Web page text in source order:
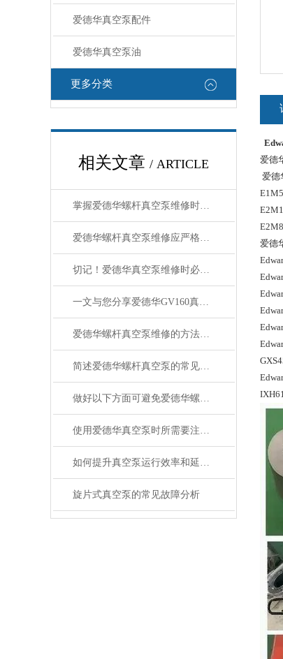
爱德华真空泵配件
爱德华真空泵油
更多分类
相关文章 / ARTICLE
掌握爱德华螺杆真空泵维修时常见问题相应解决方法尤为重要
爱德华螺杆真空泵维修应严格遵守的规范介绍
切记！爱德华真空泵维修时必须遵循专业规范
一文与您分享爱德华GV160真空泵的常见问题相应解决方法
爱德华螺杆真空泵维修的方法和技巧分享
简述爱德华螺杆真空泵的常见故障解决方法
做好以下方面可避免爱德华螺杆真空泵出现故障
使用爱德华真空泵时所需要注意的事项分享
如何提升真空泵运行效率和延长设备使用时间？
旋片式真空泵的常见故障分析
爱德
爱德
爱德